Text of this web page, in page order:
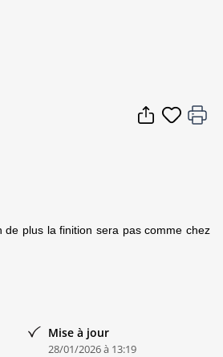
plus la finition sera pas comme chez
Mise à jour
28/01/2026 à 13:19